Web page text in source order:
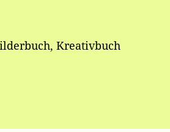
Kreativbuch